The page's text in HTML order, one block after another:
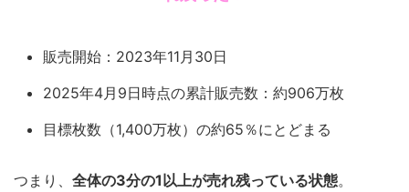
販売開始：2023年11月30日
2025年4月9日時点の累計販売数：約906万枚
目標枚数（1,400万枚）の約65％にとどまる
つまり、 全体の3分の1以上が売れ残っている状態。